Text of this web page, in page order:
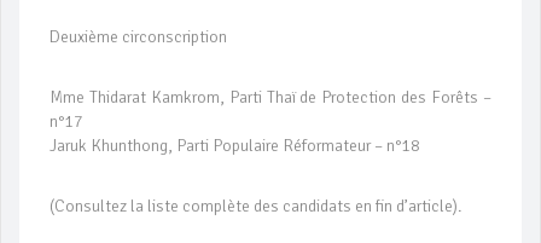
Deuxième circonscription
Mme Thidarat Kamkrom, Parti Thaï de Protection des Forêts –
n°17
Jaruk Khunthong, Parti Populaire Réformateur – n°18
(Consultez la liste complète des candidats en fin d’article).